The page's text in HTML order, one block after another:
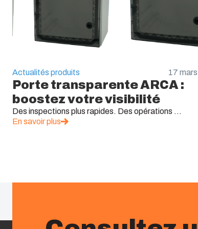
Actualités produits 17
Porte transparente ARCA :
boostez votre visibilité
Des inspections plus rapides. Des opérations ...
En savoir plus